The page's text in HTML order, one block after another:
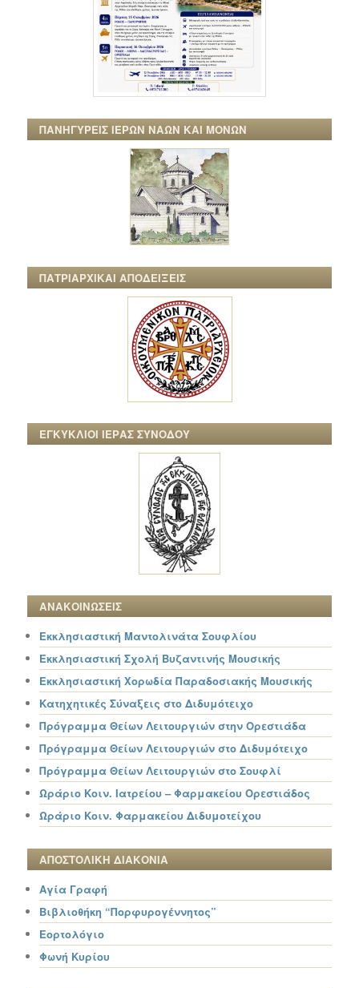
ΠΑΝΗΓΥΡΕΙΣ ΙΕΡΩΝ ΝΑΩΝ ΚΑΙ ΜΟΝΩΝ
ΠΑΤΡΙΑΡΧΙΚΑΙ ΑΠΟΔΕΙΞΕΙΣ
ΕΓΚΥΚΛΙΟΙ ΙΕΡΑΣ ΣΥΝΟΔΟΥ
ΑΝΑΚΟΙΝΩΣΕΙΣ
Εκκλησιαστική Μαντολινάτα Σουφλίου
Εκκλησιαστική Σχολή Βυζαντινής Μουσικής
Εκκλησιαστική Χορωδία Παραδοσιακής Μουσικής
Κατηχητικές Σύναξεις στο Διδυμότειχο
Πρόγραμμα Θείων Λειτουργιών στην Ορεστιάδα
Πρόγραμμα Θείων Λειτουργιών στο Διδυμότειχο
Πρόγραμμα Θείων Λειτουργιών στο Σουφλί
Ωράριο Κοιν. Ιατρείου – Φαρμακείου Ορεστιάδος
Ωράριο Κοιν. Φαρμακείου Διδυμοτείχου
ΑΠΟΣΤΟΛΙΚΗ ΔΙΑΚΟΝΙΑ
Αγία Γραφή
Βιβλιοθήκη “Πορφυρογέννητος”
Εορτολόγιο
Φωνή Κυρίου